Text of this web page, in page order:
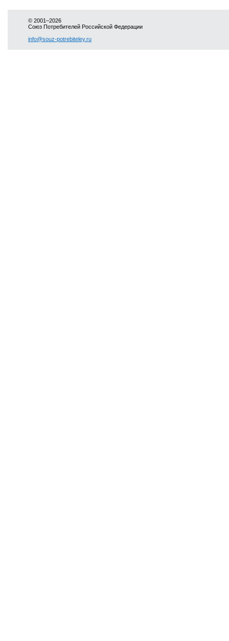
© 2001–2026
Союз Потребителей Российской Федерации
info@souz-potrebiteley.ru